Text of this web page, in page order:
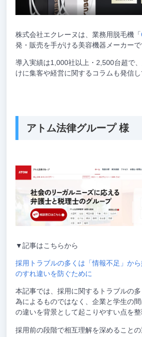
株式会社エクレーヌは、業務用脱毛機「
発・販売を手がける美容機器メーカーで
導入実績は1,000社以上・2,500台超で
けに集客や経営に関するコラムも発信し
アトム法律グループ 様
▼記事はこちらから
採用トラブルの多くは「情報不足」か
のすれ違いを防ぐために
本記事では、採用に関するトラブルの
為によるものではなく、企業と学生の
の違いを背景として起こりやすい点を整
採用前の段階で相互理解を深めること